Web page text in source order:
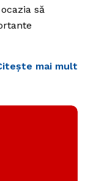
să
mai mult